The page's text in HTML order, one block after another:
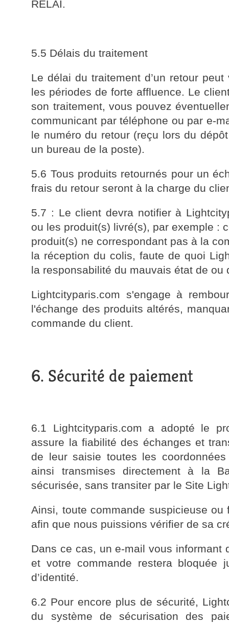
RELAI.
5.5 Délais du traitement
Le délai du traitement d’un retour
les périodes de forte affluence. Le
son traitement, vous pouvez
communicant par téléphone ou par e-
le numéro du retour (reçu lors du
un bureau de la poste).
5.6 Tous produits retournés pour un
frais du retour seront à la charge du
5.7 : Le client devra notifier à
ou les produit(s) livré(s), par exemple :
produit(s) ne correspondant pas à la
la réception du colis, faute de quoi
la responsabilité du mauvais état de ou
Lightcityparis.com s'engage à
l'échange des produits altérés,
commande du client.
6. Sécurité de paiement
6.1 Lightcityparis.com a adopté le
assure la fiabilité des échanges et
de leur saisie toutes les
ainsi transmises directement à la
sécurisée, sans transiter par le Site
Ainsi, toute commande suspicieuse
afin que nous puissions vérifier de sa
Dans ce cas, un e-mail vous informant
et votre commande restera bloquée
d’identité.
6.2 Pour encore plus de sécurité,
du système de sécurisation des